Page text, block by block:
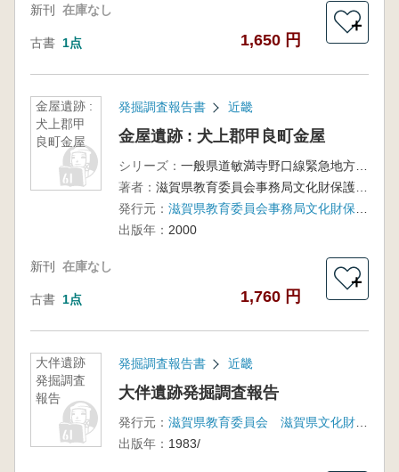
新刊 在庫なし
古書 1点 1,650 円
＋
金屋遺跡 :
犬上郡甲
良町金屋
発掘調査報告書 近畿
金屋遺跡 : 犬上郡甲良町金屋
シリーズ：
一般県道敏満寺野口線緊急地方道路整備事業に伴う発掘調査報告書
著者：
滋賀県教育委員会事務局文化財保護課, 滋賀県文化財保護協会編
発行元：
出版年： 2000
新刊 在庫なし
古書 1点 1,760 円
＋
大伴遺跡
発掘調査
報告
発掘調査報告書 近畿
大伴遺跡発掘調査報告
発行元：
滋賀県教育委員会 滋賀県文化財保護協会
出版年： 1983/